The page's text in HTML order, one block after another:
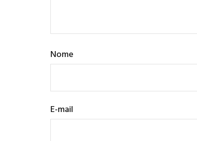
Nome
E-mail